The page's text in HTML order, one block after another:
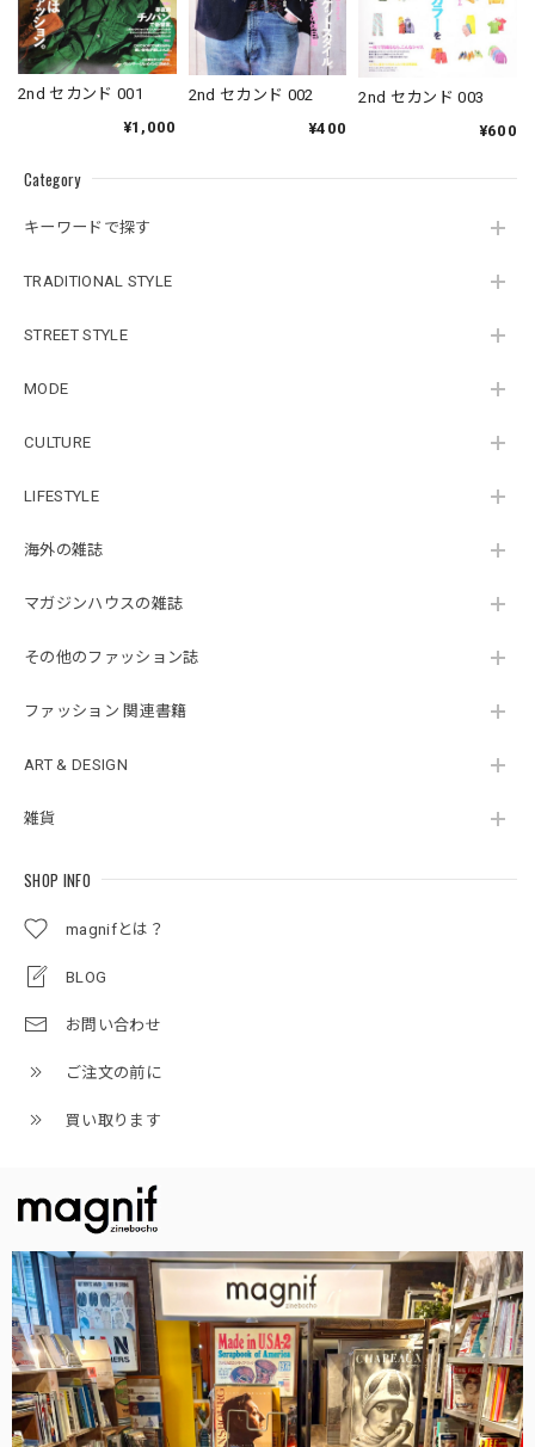
Category
キーワードで探す
TRADITIONAL STYLE
STREET STYLE
MODE
CULTURE
LIFESTYLE
海外の雑誌
マガジンハウスの雑誌
その他のファッション誌
ファッション 関連書籍
ART & DESIGN
雑貨
SHOP INFO
magnifとは？
BLOG
お問い合わせ
ご注文の前に
買い取ります
2nd セカンド 001
¥1,000
2nd セカンド 002
¥400
2nd セカンド 003
¥600